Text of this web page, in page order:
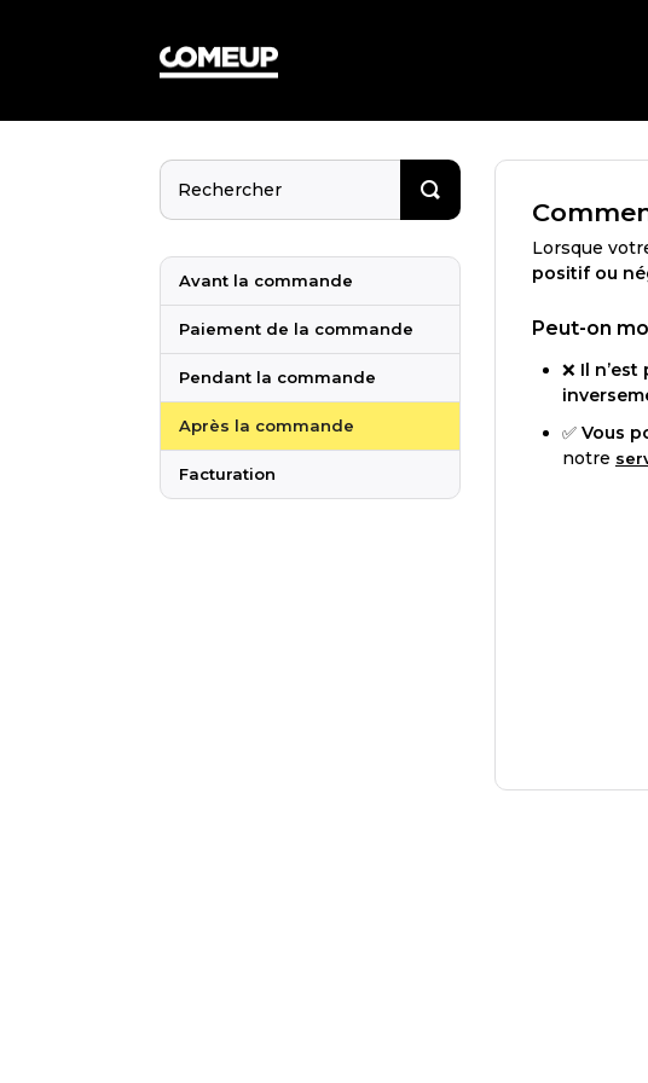
Lorsque
positif ou
Peut-on
❌ Il
✅ Vous
notre
Avant la commande
Paiement de la commande
Pendant la commande
Après la commande
Facturation